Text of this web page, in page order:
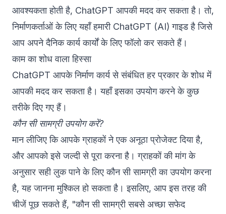
आवश्यकता होती है, ChatGPT आपकी मदद कर सकता है। तो,
निर्माणकर्ताओं के लिए यहाँ हमारी ChatGPT (AI) गाइड है जिसे
आप अपने दैनिक कार्य कार्यों के लिए फॉलो कर सकते हैं।
काम का शोध वाला हिस्सा
ChatGPT आपके निर्माण कार्य से संबंधित हर प्रकार के शोध में
आपकी मदद कर सकता है। यहाँ इसका उपयोग करने के कुछ
तरीके दिए गए हैं।
कौन सी सामग्री उपयोग करें?
मान लीजिए कि आपके ग्राहकों ने एक अनूठा प्रोजेक्ट दिया है,
और आपको इसे जल्दी से पूरा करना है। ग्राहकों की मांग के
अनुसार सही लुक पाने के लिए कौन सी सामग्री का उपयोग करना
है, यह जानना मुश्किल हो सकता है। इसलिए, आप इस तरह की
चीजें पूछ सकते हैं, "कौन सी सामग्री सबसे अच्छा सफेद